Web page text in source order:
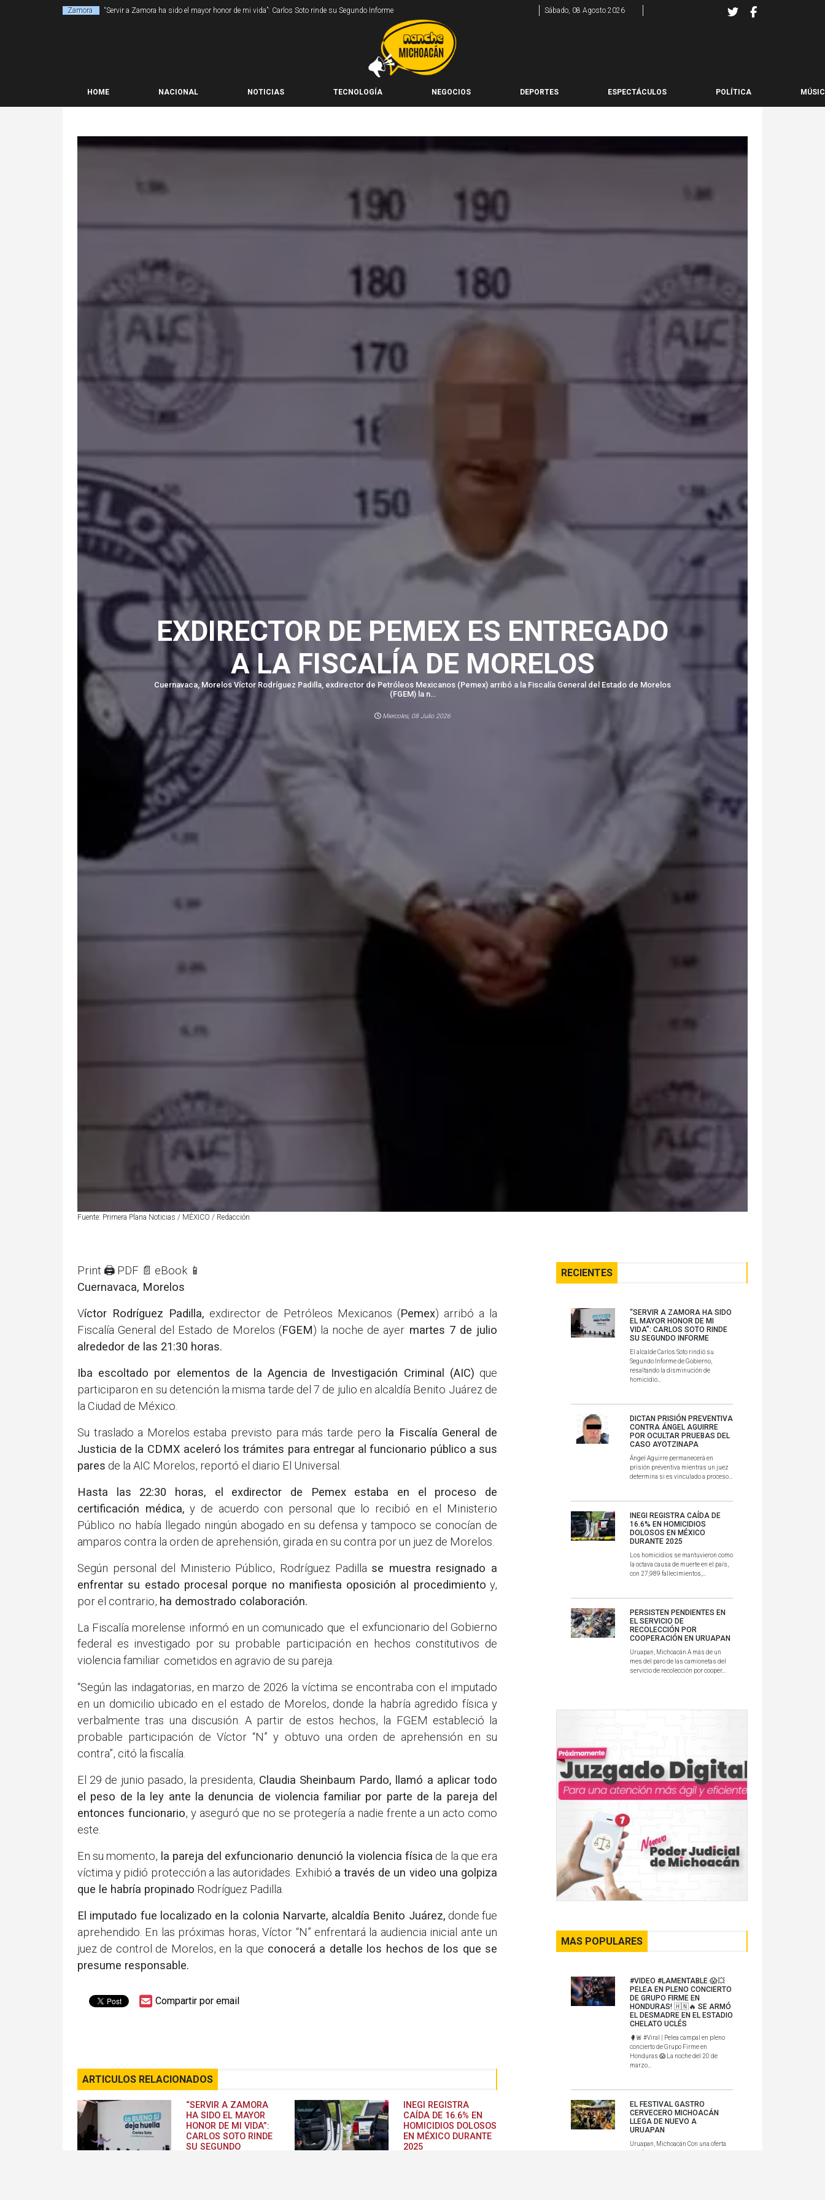
Zamora “Servir a Zamora ha sido el mayor honor de mi vida”: Carlos Soto rinde su Segundo Informe Sábado, 08 Agosto 2026
HOME NACIONAL NOTICIAS TECNOLOGÍA NEGOCIOS DEPORTES ESPECTÁCULOS POLÍTICA
EXDIRECTOR DE PEMEX ES ENTREGADO
A LA FISCALÍA DE MORELOS
Cuernavaca, Morelos Víctor Rodríguez Padilla, exdirector de Petróleos Mexicanos (Pemex) arribó a la Fiscalía General del Estado de Morelos
(FGEM) la n...
Miercoles, 08 Julio 2026
Fuente: Primera Plana Noticias / MÉXICO / Redacción
Print 🖨 PDF 📄 eBook 📱
Cuernavaca, Morelos
Víctor Rodríguez Padilla, exdirector de Petróleos Mexicanos (Pemex) arribó a la
Fiscalía General del Estado de Morelos (FGEM) la noche de ayer martes 7 de julio
alrededor de las 21:30 horas.
Iba escoltado por elementos de la Agencia de Investigación Criminal (AIC) que
participaron en su detención la misma tarde del 7 de julio en alcaldía Benito Juárez de
la Ciudad de México.
Su traslado a Morelos estaba previsto para más tarde pero la Fiscalía General de
Justicia de la CDMX aceleró los trámites para entregar al funcionario público a sus
pares de la AIC Morelos, reportó el diario El Universal.
Hasta las 22:30 horas, el exdirector de Pemex estaba en el proceso de
certificación médica, y de acuerdo con personal que lo recibió en el Ministerio
Público no había llegado ningún abogado en su defensa y tampoco se conocían de
amparos contra la orden de aprehensión, girada en su contra por un juez de Morelos.
Según personal del Ministerio Público, Rodríguez Padilla se muestra resignado a
enfrentar su estado procesal porque no manifiesta oposición al procedimiento y,
por el contrario, ha demostrado colaboración.
La Fiscalía morelense informó en un comunicado que el exfuncionario del Gobierno
federal es investigado por su probable participación en hechos constitutivos de
violencia familiar cometidos en agravio de su pareja.
“Según las indagatorias, en marzo de 2026 la víctima se encontraba con el imputado
en un domicilio ubicado en el estado de Morelos, donde la habría agredido física y
verbalmente tras una discusión. A partir de estos hechos, la FGEM estableció la
probable participación de Víctor “N” y obtuvo una orden de aprehensión en su
contra”, citó la fiscalía.
El 29 de junio pasado, la presidenta, Claudia Sheinbaum Pardo, llamó a aplicar todo
el peso de la ley ante la denuncia de violencia familiar por parte de la pareja del
entonces funcionario, y aseguró que no se protegería a nadie frente a un acto como
este.
En su momento, la pareja del exfuncionario denunció la violencia física de la que era
víctima y pidió protección a las autoridades. Exhibió a través de un video una golpiza
que le habría propinado Rodríguez Padilla.
El imputado fue localizado en la colonia Narvarte, alcaldía Benito Juárez, donde fue
aprehendido. En las próximas horas, Víctor “N” enfrentará la audiencia inicial ante un
juez de control de Morelos, en la que conocerá a detalle los hechos de los que se
presume responsable.
Compartir por email
ARTICULOS RELACIONADOS
“SERVIR A ZAMORA
HA SIDO EL MAYOR
HONOR DE MI VIDA”:
CARLOS SOTO RINDE
SU SEGUNDO
INEGI REGISTRA
CAÍDA DE 16.6% EN
HOMICIDIOS DOLOSOS
EN MÉXICO DURANTE
2025
RECIENTES
“SERVIR A ZAMORA HA SIDO
EL MAYOR HONOR DE MI
VIDA”: CARLOS SOTO RINDE
SU SEGUNDO INFORME
El alcalde Carlos Soto rindió su
Segundo Informe de Gobierno,
resaltando la disminución de
homicidio...
DICTAN PRISIÓN PREVENTIVA
CONTRA ÁNGEL AGUIRRE
POR OCULTAR PRUEBAS DEL
CASO AYOTZINAPA
Ángel Aguirre permanecerá en
prisión preventiva mientras un juez
determina si es vinculado a proceso...
INEGI REGISTRA CAÍDA DE
16.6% EN HOMICIDIOS
DOLOSOS EN MÉXICO
DURANTE 2025
Los homicidios se mantuvieron como
la octava causa de muerte en el país,
con 27,989 fallecimientos,...
PERSISTEN PENDIENTES EN
EL SERVICIO DE
RECOLECCIÓN POR
COOPERACIÓN EN URUAPAN
Uruapan, Michoacán A más de un
mes del paro de las camionetas del
servicio de recolección por cooper...
MAS POPULARES
#VIDEO #LAMENTABLE 😱💥
PELEA EN PLENO CONCIERTO
DE GRUPO FIRME EN
HONDURAS! 🇭🇳🔥 SE ARMÓ
EL DESMADRE EN EL ESTADIO
CHELATO UCLÉS
🥊🚨 #Viral | Pelea campal en pleno
concierto de Grupo Firme en
Honduras 😱 La noche del 20 de
marzo...
EL FESTIVAL GASTRO
CERVECERO MICHOACÁN
LLEGA DE NUEVO A
URUAPAN
Uruapan, Michoacán Con una oferta